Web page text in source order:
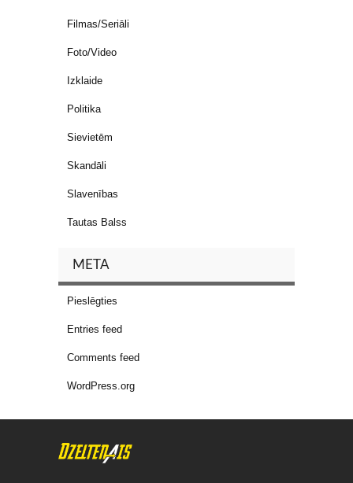
Filmas/Seriāli
Foto/Video
Izklaide
Politika
Sievietēm
Skandāli
Slavenības
Tautas Balss
META
Pieslēgties
Entries feed
Comments feed
WordPress.org